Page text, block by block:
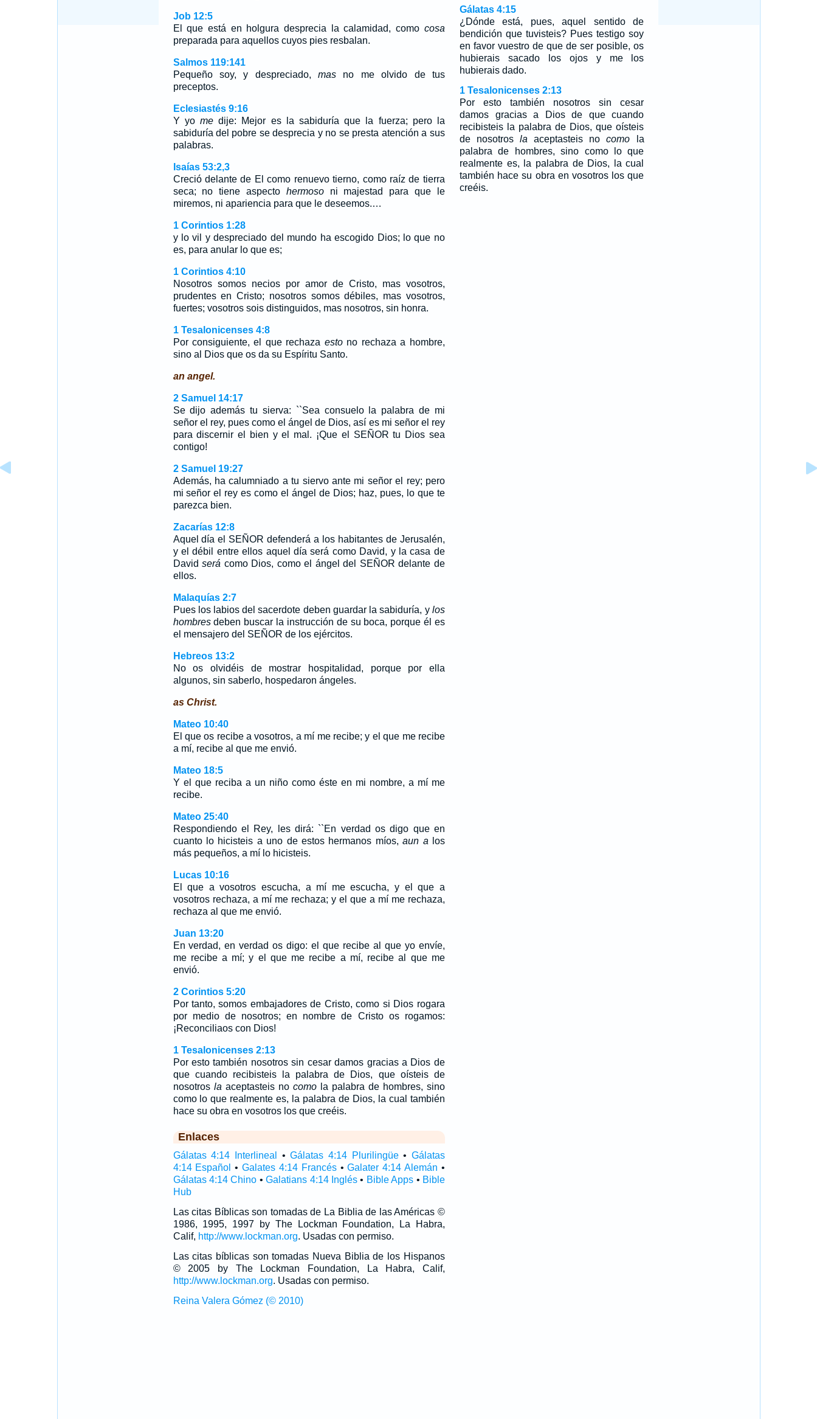
Job 12:5
El que está en holgura desprecia la calamidad, como cosa
preparada para aquellos cuyos pies resbalan.
Salmos 119:141
Pequeño soy, y despreciado,mas no me olvido de tus
preceptos.
Eclesiastés 9:16
Y yo medije: Mejor es la sabiduría que la fuerza; pero la
sabiduría del pobre se desprecia y no se presta atención a sus
palabras.
Isaías 53:2,3
Creció delante de El como renuevo tierno, como raíz de tierra
seca; no tiene aspecto hermosoni majestad para que le
miremos, ni apariencia para que le deseemos.…
1 Corintios 1:28
y lo vil y despreciado del mundo ha escogido Dios; lo que no
es, para anular lo que es;
1 Corintios 4:10
Nosotros somos necios por amor de Cristo, mas vosotros,
prudentes en Cristo; nosotros somos débiles, mas vosotros,
fuertes; vosotros sois distinguidos, mas nosotros, sin honra.
1 Tesalonicenses 4:8
Por consiguiente, el que rechaza estono rechaza a hombre,
sino al Dios que os da su Espíritu Santo.
an angel.
2 Samuel 14:17
Se dijo además tu sierva: ``Sea consuelo la palabra de mi
señor el rey, pues como el ángel de Dios, así es mi señor el rey
para discernir el bien y el mal. ¡Que el SEÑOR tu Dios sea
contigo!
2 Samuel 19:27
Además, ha calumniado a tu siervo ante mi señor el rey; pero
mi señor el rey es como el ángel de Dios; haz, pues, lo que te
parezca bien.
Zacarías 12:8
Aquel día el SEÑOR defenderá a los habitantes de Jerusalén,
y el débil entre ellos aquel día será como David, y la casa de
Davidserá como Dios, como el ángel del SEÑOR delante de
ellos.
Malaquías 2:7
Pues los labios del sacerdote deben guardar la sabiduría, y los
hombresdeben buscar la instrucción de su boca, porque él es
el mensajero del SEÑOR de los ejércitos.
Hebreos 13:2
No os olvidéis de mostrar hospitalidad, porque por ella
algunos, sin saberlo, hospedaron ángeles.
as Christ.
Mateo 10:40
El que os recibe a vosotros, a mí me recibe; y el que me recibe
a mí, recibe al que me envió.
Mateo 18:5
Y el que reciba a un niño como éste en mi nombre, a mí me
recibe.
Mateo 25:40
Respondiendo el Rey, les dirá: ``En verdad os digo que en
cuanto lo hicisteis a uno de estos hermanos míos,aun a los
más pequeños, a mí lo hicisteis.
Lucas 10:16
El que a vosotros escucha, a mí me escucha, y el que a
vosotros rechaza, a mí me rechaza; y el que a mí me rechaza,
rechaza al que me envió.
Juan 13:20
En verdad, en verdad os digo: el que recibe al que yo envíe,
me recibe a mí; y el que me recibe a mí, recibe al que me
envió.
2 Corintios 5:20
Por tanto, somos embajadores de Cristo, como si Dios rogara
por medio de nosotros; en nombre de Cristo os rogamos:
¡Reconciliaos con Dios!
1 Tesalonicenses 2:13
Por esto también nosotros sin cesar damos gracias a Dios de
que cuando recibisteis la palabra de Dios, que oísteis de
nosotros la aceptasteis no comola palabra de hombres, sino
como lo que realmente es, la palabra de Dios, la cual también
hace su obra en vosotros los que creéis.
Enlaces
Gálatas 4:14 Interlineal •Gálatas 4:14 Plurilingüe• Gálatas
4:14 Español •Galates 4:14 Francés•Galater 4:14 Alemán •
Gálatas 4:14 Chino •Galatians 4:14 Inglés• Bible Apps • Bible
Hub
Las citas Bíblicas son tomadas de La Biblia de las Américas ©
1986, 1995, 1997 by The Lockman Foundation, La Habra,
Calif, http://www.lockman.org. Usadas con permiso.
Las citas bíblicas son tomadas Nueva Biblia de los Hispanos
© 2005 by The Lockman Foundation, La Habra, Calif,
http://www.lockman.org. Usadas con permiso.
Reina Valera Gómez (© 2010)
Gálatas 4:15
¿Dónde está, pues, aquel sentido de
bendición que tuvisteis? Pues testigo soy
en favor vuestro de que de ser posible, os
hubierais sacado los ojos y me los
hubierais dado.
1 Tesalonicenses 2:13
Por esto también nosotros sin cesar
damos gracias a Dios de que cuando
recibisteis la palabra de Dios, que oísteis
de nosotrosla aceptasteis nocomo la
palabra de hombres, sino como lo que
realmente es, la palabra de Dios, la cual
también hace su obra en vosotros los que
creéis.